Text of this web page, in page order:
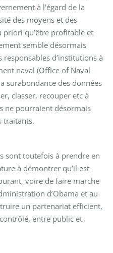
à l’égard de la
des moyens et des
priori qu’être profitable et
semble désormais
d’institutions à
naval (Office of Naval
surabondance des données
classer, recouper etc à
ne pourraient désormais
traitants.
sont toutefois à prendre en
à démontrer qu’il est
voire de faire marche
d’Obama et au
un partenariat efficient,
entre public et